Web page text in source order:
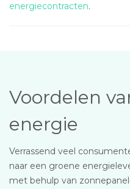
energiecontracten.
Voordelen
energie
Verrassend veel
naar een groene
met behulp van